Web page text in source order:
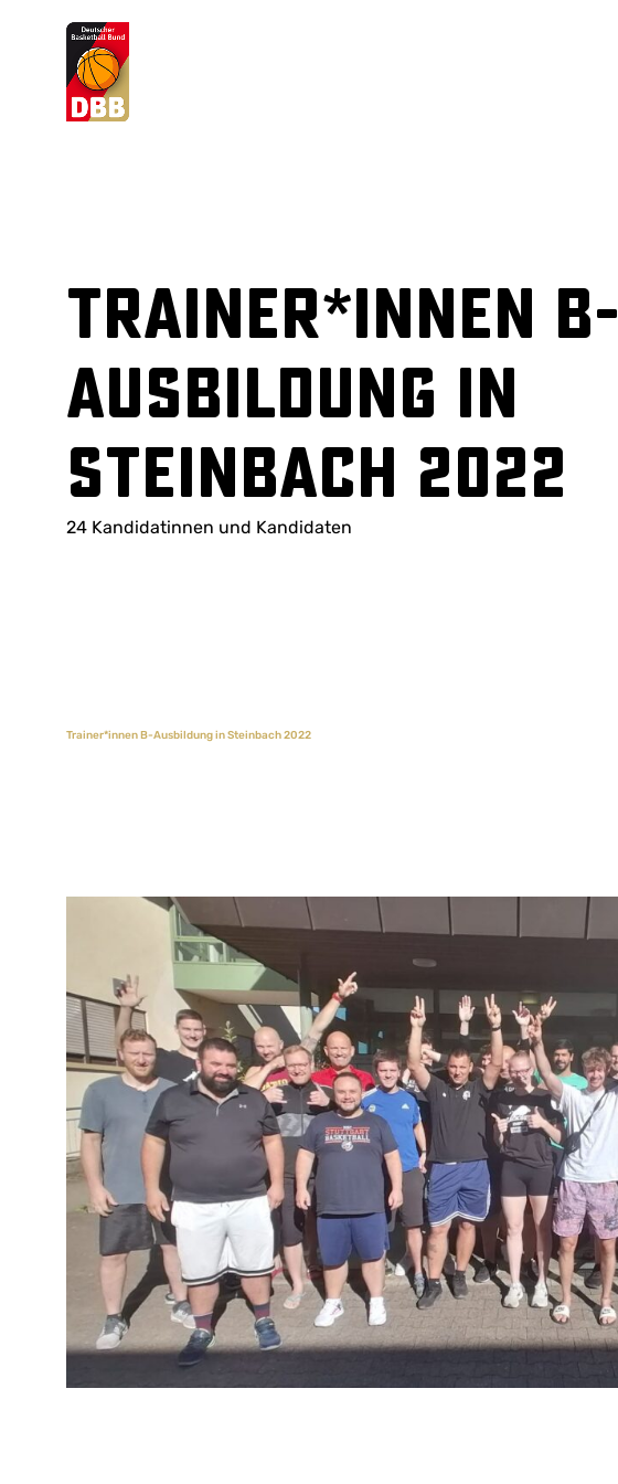
Suchvorschläge
Trainer*innen B-
Ausbildung in
Steinbach 2022
24 Kandidatinnen und Kandidaten
Trainer*innen B-Ausbildung in Steinbach 2022